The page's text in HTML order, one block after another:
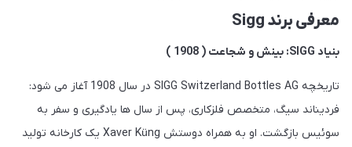
معرفی برند Sigg
بنیاد SIGG: بینش و شجاعت ( 1908 )
تاریخچه SIGG Switzerland Bottles AG در سال 1908 آغاز می شود:
فردیناند سیگ، متخصص فلزکاری، پس از سال ها یادگیری و سفر به
سوئیس بازگشت. او به همراه دوستش Xaver Küng یک کارخانه تولید